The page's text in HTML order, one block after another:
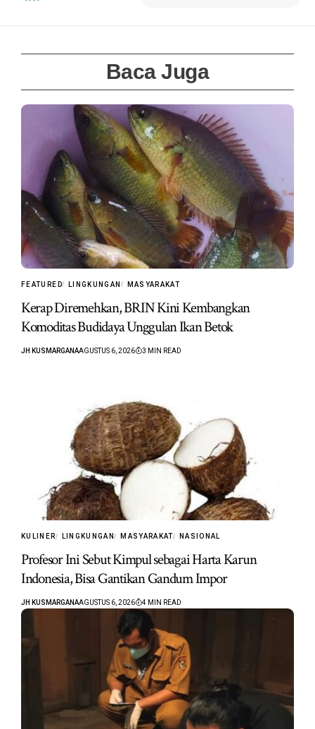
Baca Juga
FEATURED LINGKUNGAN MASYARAKAT
Kerap Diremehkan, BRIN Kini Kembangkan
Komoditas Budidaya Unggulan Ikan Betok
JH KUSMARGANAAGUSTUS 6, 2026 3 MIN READ
KULINER LINGKUNGAN MASYARAKAT NASIONAL
Profesor Ini Sebut Kimpul sebagai Harta Karun
Indonesia, Bisa Gantikan Gandum Impor
JH KUSMARGANAAGUSTUS 6, 2026 4 MIN READ